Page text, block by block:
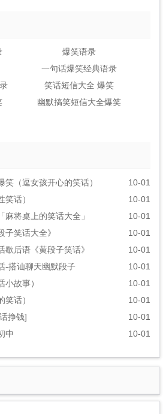
爆笑语录
一句话爆笑经典语录
笑话短信大全 爆笑
幽默搞笑短信大全爆笑
（逗女孩开心的笑话）
10-01
话）
10-01
将桌上的笑话大全」
10-01
笑话大全》
10-01
后语《黄段子笑话》
10-01
-搭讪聊天幽默段子
10-01
故事）
10-01
话）
10-01
挣钱]
10-01
中
10-01